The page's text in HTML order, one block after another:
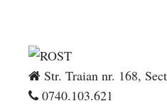
Str. Traian nr. 168,
0740.103.621